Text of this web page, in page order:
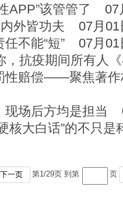
APP”该管管了
07
外皆功夫
07月01
不能“短”
07月01
，抗疫期间所有人
性赔偿——聚焦著作
场后方均是担当
核大白话”的不只是
下一页 第1/29页 到第 页